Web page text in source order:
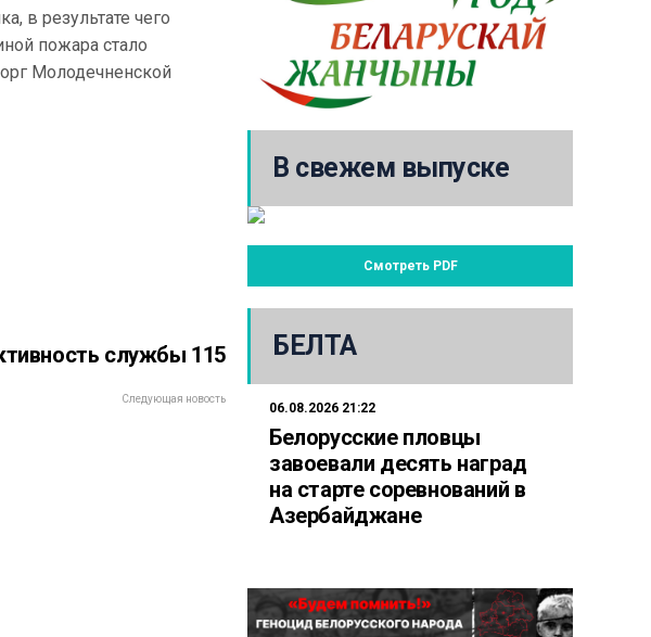
в результате чего
пожара стало
Молодечненской
службы 115
Следующая новость
В свежем выпуске
Смотреть PDF
БЕЛТА
06.08.2026 21:22
Белорусские пловцы
завоевали десять наград
на старте соревнований в
Азербайджане